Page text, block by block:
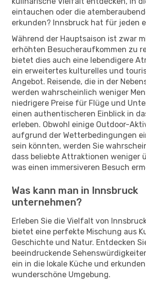
eintauchen oder die
erkunden? Innsbruck hat für jeden
Während der Hauptsaison ist zwar
erhöhten Besucheraufkommen zu
bietet dies auch eine lebendigere
ein erweitertes kulturelles und
Angebot. Reisende, die in der
werden wahrscheinlich weniger
niedrigere Preise für Flüge und
einen authentischeren Einblick in
erleben. Obwohl einige Outdoor-
aufgrund der Wetterbedingungen
sein könnten, werden Sie
dass beliebte Attraktionen weniger
was einen immersiveren Besuch
Was kann man in Innsbruck
unternehmen?
Erleben Sie die Vielfalt von
bietet eine perfekte Mischung aus
Geschichte und Natur. Entdecken
beeindruckende
ein in die lokale Küche und
wunderschöne Umgebung.